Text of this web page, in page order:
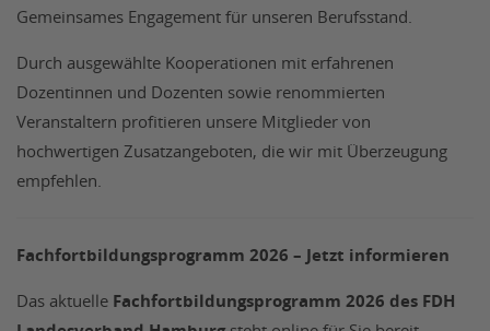
Gemeinsames Engagement für unseren Berufsstand.
Durch ausgewählte Kooperationen mit erfahrenen
Dozentinnen und Dozenten sowie renommierten
Veranstaltern profitieren unsere Mitglieder von
hochwertigen Zusatzangeboten, die wir mit Überzeugung
empfehlen.
Fachfortbildungsprogramm 2026 – Jetzt informieren
Das aktuelle Fachfortbildungsprogramm 2026 des FDH